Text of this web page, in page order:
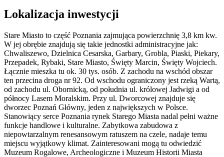
Lokalizacja inwestycji
Stare Miasto to część Poznania zajmująca powierzchnię 3,8 km kw.
W jej obrębie znajdują się takie jednostki administracyjne jak:
Chwaliszewo, Dzielnica Cesarska, Garbary, Grobla, Piaski, Piekary,
Przepadek, Rybaki, Stare Miasto, Święty Marcin, Święty Wojciech.
Łącznie mieszka tu ok. 30 tys. osób. Z zachodu na wschód obszar
ten przecina droga nr 92. Od wschodu ograniczony jest rzeką Wartą,
od zachodu ul. Obornicką, od południa ul. królowej Jadwigi a od
północy Lasem Moralskim. Przy ul. Dworcowej znajduje się
dworzec Poznań Główny, jeden z największych w Polsce.
Stanowiący serce Poznania rynek Starego Miasta nadal pełni ważne
funkcje handlowe i kulturalne. Zabytkowa zabudowa z
niepowtarzalnym renesansowym ratuszem na czele, nadaje temu
miejscu wyjątkowy klimat. Zainteresowani mogą tu odwiedzić
Muzeum Rogalowe, Archeologiczne i Muzeum Historii Miasta